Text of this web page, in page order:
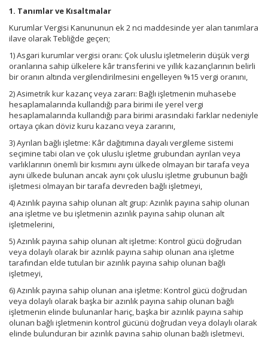
1. Tanımlar ve Kısaltmalar
Kurumlar Vergisi Kanununun ek 2 nci maddesinde yer alan tanımlara
ilave olarak Tebliğde geçen;
1) Asgari kurumlar vergisi oranı: Çok uluslu işletmelerin düşük vergi
oranlarına sahip ülkelere kâr transferini ve yıllık kazançlarının belirli
bir oranın altında vergilendirilmesini engelleyen %15 vergi oranını,
2) Asimetrik kur kazanç veya zararı: Bağlı işletmenin muhasebe
hesaplamalarında kullandığı para birimi ile yerel vergi
hesaplamalarında kullandığı para birimi arasındaki farklar nedeniyle
ortaya çıkan döviz kuru kazancı veya zararını,
3) Ayrılan bağlı işletme: Kâr dağıtımına dayalı vergileme sistemi
seçimine tabi olan ve çok uluslu işletme grubundan ayrılan veya
varlıklarının önemli bir kısmını aynı ülkede olmayan bir tarafa veya
aynı ülkede bulunan ancak aynı çok uluslu işletme grubunun bağlı
işletmesi olmayan bir tarafa devreden bağlı işletmeyi,
4) Azınlık payına sahip olunan alt grup: Azınlık payına sahip olunan
ana işletme ve bu işletmenin azınlık payına sahip olunan alt
işletmelerini,
5) Azınlık payına sahip olunan alt işletme: Kontrol gücü doğrudan
veya dolaylı olarak bir azınlık payına sahip olunan ana işletme
tarafından elde tutulan bir azınlık payına sahip olunan bağlı
işletmeyi,
6) Azınlık payına sahip olunan ana işletme: Kontrol gücü doğrudan
veya dolaylı olarak başka bir azınlık payına sahip olunan bağlı
işletmenin elinde bulunanlar hariç, başka bir azınlık payına sahip
olunan bağlı işletmenin kontrol gücünü doğrudan veya dolaylı olarak
elinde bulunduran bir azınlık payına sahip olunan bağlı işletmeyi,